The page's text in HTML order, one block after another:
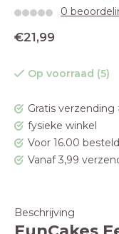
0
€21,99
Op voorraad (5)
Gratis verzending
fysieke winkel
Voor 16.00
Vanaf 3,99
Beschrijving